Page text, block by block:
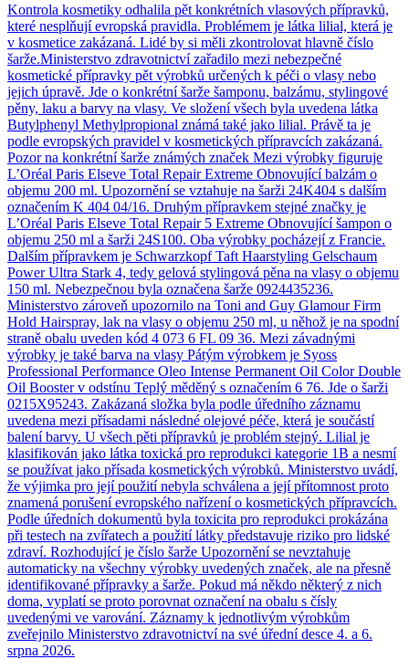
Kontrola kosmetiky odhalila pět konkrétních vlasových přípravků,
které nesplňují evropská pravidla. Problémem je látka lilial, která je
v kosmetice zakázaná. Lidé by si měli zkontrolovat hlavně číslo
šarže.Ministerstvo zdravotnictví zařadilo mezi nebezpečné
kosmetické přípravky pět výrobků určených k péči o vlasy nebo
jejich úpravě. Jde o konkrétní šarže šamponu, balzámu, stylingové
pěny, laku a barvy na vlasy. Ve složení všech byla uvedena látka
Butylphenyl Methylpropional známá také jako lilial. Právě ta je
podle evropských pravidel v kosmetických přípravcích zakázaná.
Pozor na konkrétní šarže známých značek Mezi výrobky figuruje
L’Oréal Paris Elseve Total Repair Extreme Obnovující balzám o
objemu 200 ml. Upozornění se vztahuje na šarži 24K404 s dalším
označením K 404 04/16. Druhým přípravkem stejné značky je
L’Oréal Paris Elseve Total Repair 5 Extreme Obnovující šampon o
objemu 250 ml a šarži 24S100. Oba výrobky pocházejí z Francie.
Dalším přípravkem je Schwarzkopf Taft Haarstyling Gelschaum
Power Ultra Stark 4, tedy gelová stylingová pěna na vlasy o objemu
150 ml. Nebezpečnou byla označena šarže 0924435236.
Ministerstvo zároveň upozornilo na Toni and Guy Glamour Firm
Hold Hairspray, lak na vlasy o objemu 250 ml, u něhož je na spodní
straně obalu uveden kód 4 073 6 FL 09 36. Mezi závadnými
výrobky je také barva na vlasy Pátým výrobkem je Syoss
Professional Performance Oleo Intense Permanent Oil Color Double
Oil Booster v odstínu Teplý měděný s označením 6 76. Jde o šarži
0215X95243. Zakázaná složka byla podle úředního záznamu
uvedena mezi přísadami následné olejové péče, která je součástí
balení barvy. U všech pěti přípravků je problém stejný. Lilial je
klasifikován jako látka toxická pro reprodukci kategorie 1B a nesmí
se používat jako přísada kosmetických výrobků. Ministerstvo uvádí,
že výjimka pro její použití nebyla schválena a její přítomnost proto
znamená porušení evropského nařízení o kosmetických přípravcích.
Podle úředních dokumentů byla toxicita pro reprodukci prokázána
při testech na zvířatech a použití látky představuje riziko pro lidské
zdraví. Rozhodující je číslo šarže Upozornění se nevztahuje
automaticky na všechny výrobky uvedených značek, ale na přesně
identifikované přípravky a šarže. Pokud má někdo některý z nich
doma, vyplatí se proto porovnat označení na obalu s čísly
uvedenými ve varování. Záznamy k jednotlivým výrobkům
zveřejnilo Ministerstvo zdravotnictví na své úřední desce 4. a 6.
srpna 2026.